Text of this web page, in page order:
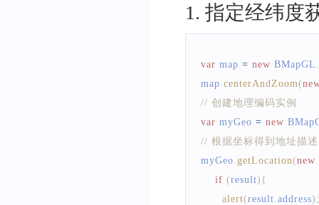
1 . 指定经纬度
var map = new BMapGL
map centerAndZoom(
// 创建地理编码实例
var myGeo = new
// 根据坐标得到地址
myGeo getLocation(new
if (result) {
alert(result address) ;